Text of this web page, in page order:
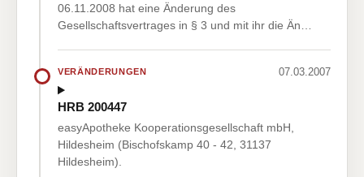
06.11.2008 hat eine Änderung des
Gesellschaftsvertrages in § 3 und mit ihr die Än…
VERÄNDERUNGEN 07.03.2007
HRB 200447
easyApotheke Kooperationsgesellschaft mbH,
Hildesheim (Bischofskamp 40 - 42, 31137
Hildesheim).